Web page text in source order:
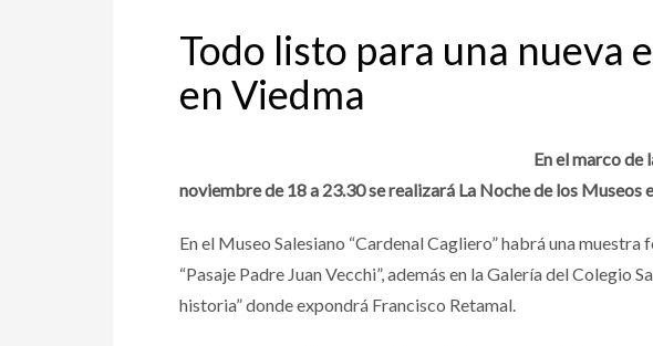
Todo listo para una nueva
en Viedma
En el marco de
noviembre de 18 a 23.30 se realizará La Noche de los Museos
En el Museo Salesiano “Cardenal Cagliero” habrá una
“Pasaje Padre Juan Vecchi”, además en la Galería del Colegio
historia” donde expondrá Francisco Retamal.